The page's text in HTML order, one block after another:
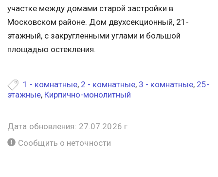
участке между домами старой застройки в
Московском районе. Дом двухсекционный, 21-
этажный, с закругленными углами и большой
площадью остекления.
1 - комнатные, 2 - комнатные, 3 - комнатные, 25-
этажные, Кирпично-монолитный
Дата обновления: 27.07.2026 г
Сообщить о неточности